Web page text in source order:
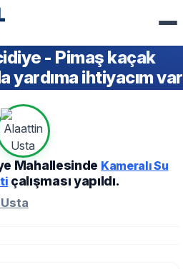
- Pimaş kaçak
yardıma ihtiyacım var
Mahallesinde Kameralı Su
çalışması yapıldı.